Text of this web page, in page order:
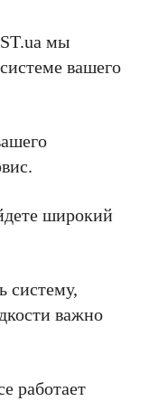
мы
вашего
широкий
систему,
важно
работает